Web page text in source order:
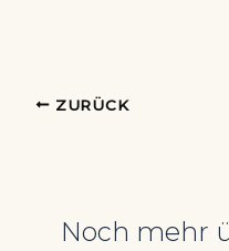
ZURÜCK
Noch mehr